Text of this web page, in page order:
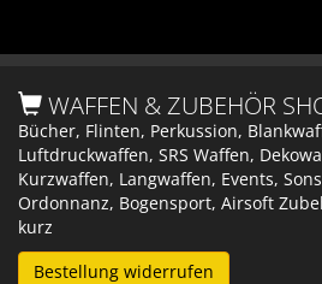
WAFFEN & ZUBEHÖR
Bücher, Flinten, Perkussion,
Luftdruckwaffen, SRS Waffen,
Kurzwaffen, Langwaffen, Events,
Ordonnanz, Bogensport, Airsoft
kurz
Bestellung widerrufen